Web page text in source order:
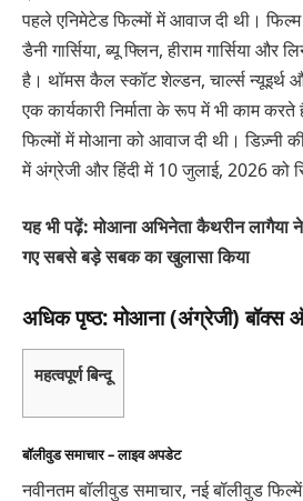
पहले एनिमेटेड फिल्मों में आवाज दी थी।
डैनी गार्सिया, ब्यू फ्लिन, हीराम गार्सिया और
है। थॉमस कैल स्कॉट शेल्डन, चार्ल्स न्यूइर्थ
एक कार्यकारी निर्माता के रूप में भी काम
फिल्मों में मोआना को आवाज दी थी। डिज़्नी
में अंग्रेजी और हिंदी में 10 जुलाई, 2026 को
यह भी पढ़ें: मोआना अभिनेता कैथरीन लागैया
गए सबसे बड़े सबक का खुलासा किया
अधिक पृष्ठ: मोआना (अंग्रेजी) बॉक्स
महत्वपूर्ण बिन्दू
बॉलीवुड समाचार – लाइव अपडेट
नवीनतम बॉलीवुड समाचार, नई बॉलीवुड